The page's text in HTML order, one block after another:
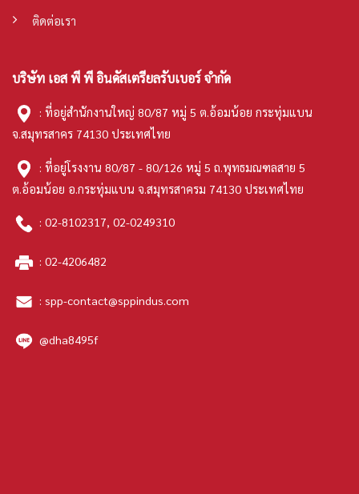
ติดต่อเรา
บริษัท เอส พี พี อินดัสเตรียลรับเบอร์ จำกัด
: ที่อยู่สำนักงานใหญ่ 80/87 หมู่ 5 ต.อ้อมน้อย กระทุ่มแบน
จ.สมุทรสาคร 74130 ประเทศไทย
: ที่อยู่โรงงาน 80/87 - 80/126 หมู่ 5 ถ.พุทธมณฑลสาย 5
ต.อ้อมน้อย อ.กระทุ่มแบน จ.สมุทรสาครม 74130 ประเทศไทย
: 02-8102317, 02-0249310
: 02-4206482
: spp-contact@sppindus.com
@dha8495f